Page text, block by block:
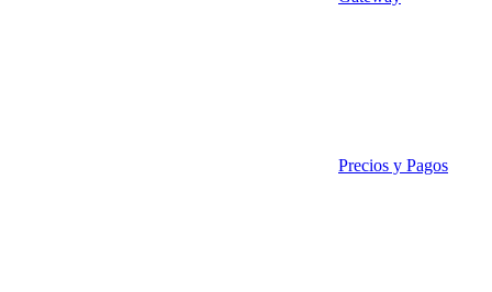
Precios y Pagos